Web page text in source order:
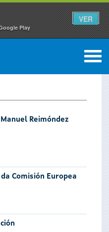
Play
VER
0
Reimóndez
Comisión Europea